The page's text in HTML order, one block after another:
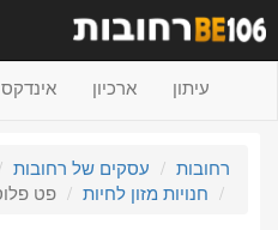
עיתון ארכיון
רחובות עסקים של רחובות
חנויות מזון לחיות
פט